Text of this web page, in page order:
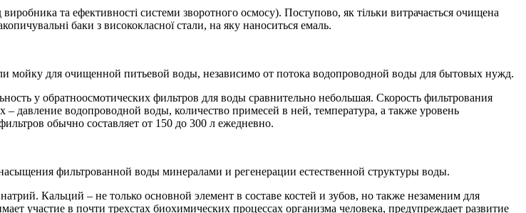
виробника та ефективності системи зворотного осмосу). Поступово, як тільки витрачається очищена
баки з висококласної стали, на яку наноситься емаль.
мойку для очищенной питьевой воды, независимо от потока водопроводной воды для бытовых нужд.
у обратноосмотических фильтров для воды сравнительно небольшая. Скорость фильтрования
давление водопроводной воды, количество примесей в ней, температура, а также уровень
обычно составляет от 150 до 300 л ежедневно.
фильтрованной воды минералами и регенерации естественной структуры воды.
Кальций – не только основной элемент в составе костей и зубов, но также незаменим для
участие в почти трехстах биохимических процессах организма человека, предупреждает развитие